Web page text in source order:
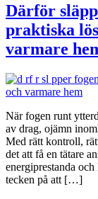
Därför
praktiska
varmare
När fogen runt
av drag, ojämn
Med rätt kontroll,
det att få en tätare
energiprestanda
tecken på att […]